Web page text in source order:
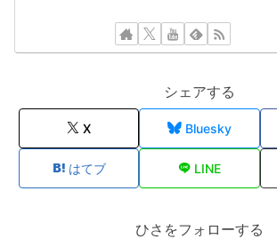
シェアする
X Bluesky
はてブ LINE
ひさをフォローする